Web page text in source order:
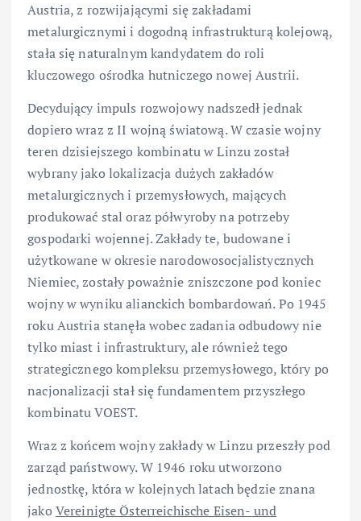
Austria, z rozwijającymi się zakładami
metalurgicznymi i dogodną infrastrukturą kolejową,
stała się naturalnym kandydatem do roli
kluczowego ośrodka hutniczego nowej Austrii.
Decydujący impuls rozwojowy nadszedł jednak
dopiero wraz z II wojną światową. W czasie wojny
teren dzisiejszego kombinatu w Linzu został
wybrany jako lokalizacja dużych zakładów
metalurgicznych i przemysłowych, mających
produkować stal oraz półwyroby na potrzeby
gospodarki wojennej. Zakłady te, budowane i
użytkowane w okresie narodowosocjalistycznych
Niemiec, zostały poważnie zniszczone pod koniec
wojny w wyniku alianckich bombardowań. Po 1945
roku Austria stanęła wobec zadania odbudowy nie
tylko miast i infrastruktury, ale również tego
strategicznego kompleksu przemysłowego, który po
nacjonalizacji stał się fundamentem przyszłego
kombinatu VOEST.
Wraz z końcem wojny zakłady w Linzu przeszły pod
zarząd państwowy. W 1946 roku utworzono
jednostkę, która w kolejnych latach będzie znana
jakoVereinigte Österreichische Eisen- und